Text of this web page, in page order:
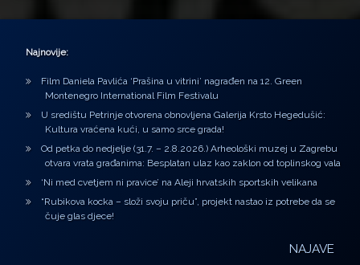
Najnovije:
Film Daniela Pavlića ‘Prašina u vitrini’ nagrađen na 12. Green
Montenegro International Film Festivalu
U središtu Petrinje otvorena obnovljena Galerija Krsto Hegedušić:
Kultura vraćena kući, u samo srce grada!
Od petka do nedjelje (31.7. – 2.8.2026.) Arheološki muzej u Zagrebu
otvara vrata građanima: Besplatan ulaz kao zaklon od toplinskog vala
‘Ni med cvetjem ni pravice’ na Aleji hrvatskih sportskih velikana
“Rubikova kocka – složi svoju priču”, projekt nastao iz potrebe da se
čuje glas djece!
NAJAVE